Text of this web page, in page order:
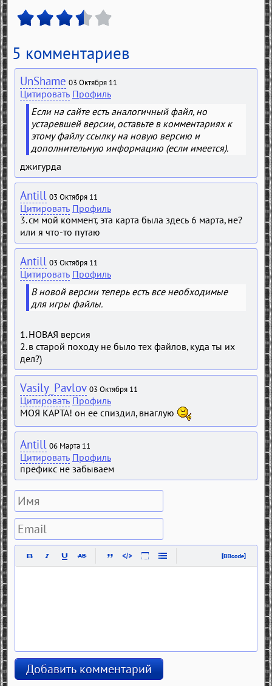
5 комментариев
UnShame 03 Октября 11
Цитировать Профиль
Если на сайте есть аналогичный файл, но
устаревшей версии, оставьте в комментариях к
этому файлу ссылку на новую версию и
дополнительную информацию (если имеется).
джигурда
Antill 03 Октября 11
Цитировать Профиль
3. см мой коммент, эта карта была здесь 6 марта, не?
или я что-то путаю
Antill 03 Октября 11
Цитировать Профиль
В новой версии теперь есть все необходимые
для игры файлы.
1. НОВАЯ версия
2. в старой походу не было тех файлов, куда ты их
дел?)
Vasily_Pavlov 03 Октября 11
Цитировать Профиль
МОЯ КАРТА! он ее спиздил, внаглую
Antill 06 Марта 11
Цитировать Профиль
префикс не забываем